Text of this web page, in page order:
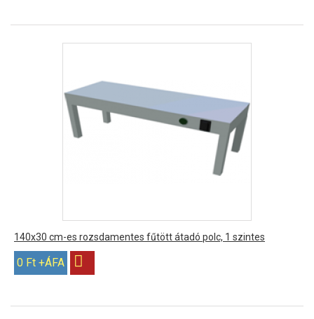
140x30 cm-es rozsdamentes fűtött átadó polc, 1 szintes
0 Ft +ÁFA